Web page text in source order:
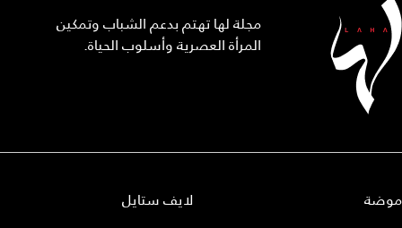
مجلة لها تهتم بدعم الشباب وتمكين
المرأة العصرية وأسلوب الحياة.
موضة
لايف ستايل